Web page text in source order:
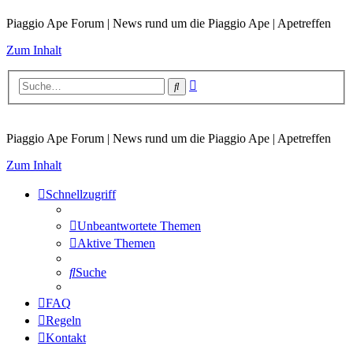
Piaggio Ape Forum | News rund um die Piaggio Ape | Apetreffen
Zum Inhalt
Suche
Piaggio Ape Forum | News rund um die Piaggio Ape | Apetreffen
Zum Inhalt
Schnellzugriff
Unbeantwortete Themen
Aktive Themen
Suche
FAQ
Regeln
Kontakt